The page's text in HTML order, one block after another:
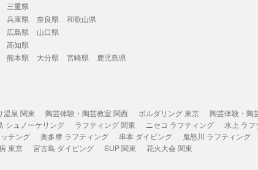
三重県
兵庫県 奈良県
和歌山県
広島県
山口県
高知県
熊本県 大分県 宮崎県
鹿児島県
温泉 関東 陶芸体験・陶芸教室 関西 ボルダリング 東京 陶芸体験・陶
シュノーケリング ラフティング 関東 ニセコ ラフティング 水上 ラフ
チング 奥多摩 ラフティング 串本 ダイビング 鬼怒川 ラフティング
東京 宮古島 ダイビング SUP 関東 花火大会 関東